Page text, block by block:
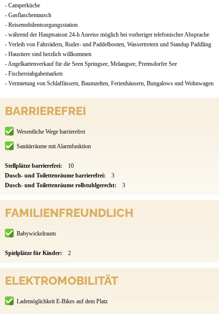
- Camperküche
- Gasflaschentausch
- Reisemobilentsorgungsstation
- während der Hauptsaison 24-h Anreise möglich bei vorheriger telefonischer Absprache
- Verleih von Fahrrädern, Ruder- und Paddelbooten, Wassertretern und Standup Paddling
- Haustiere sind herzlich willkommen
- Angelkartenverkauf für die Seen Springsee, Melangsee, Premsdorfer See
- Fischereiabgabemarken
- Vermietung von Schlaffässern, Baumzelten, Ferienhäusern, Bungalows und Wohnwagen
BARRIEREFREI
Wesentliche Wege barrierefrei
Sanitärräume mit Alarmfunktion
Stellplätze barrierefrei:
10
Dusch- und Toilettenräume barrierefrei:
3
Dusch- und Toilettenräume rollstuhlgerecht:
3
FAMILIENFREUNDLICH
Babywickelraum
Spielplätze für Kinder: 2
ELEKTROMOBILITÄT
Lademöglichkeit E-Bikes auf dem Platz